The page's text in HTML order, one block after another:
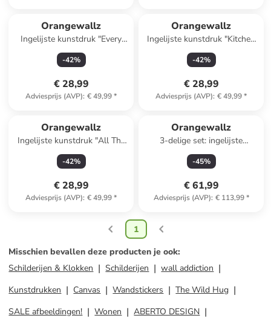
Orangewallz
Ingelijste kunstdruk "Every
Summer" - (B)40 x (H)50 cm
-42%
€ 28,99
Adviesprijs (AVP): € 49,99*
Orangewallz
Ingelijste kunstdruk "Kitchen
Rules"
-42%
€ 28,99
Adviesprijs (AVP): € 49,99*
Orangewallz
Ingelijste kunstdruk "All The
Love"
-42%
€ 28,99
Adviesprijs (AVP): € 49,99*
Orangewallz
3-delige set: ingelijste
kunstdrukken "Chill Chaos
Home"
-45%
€ 61,99
Adviesprijs (AVP): € 113,99*
1
Misschien bevallen deze producten je ook:
Schilderijen & Klokken
Schilderijen
wall addiction
Kunstdrukken
Canvas Wandstickers
The Wild Hug
SALE afbeeldingen!
Wonen
ABERTO DESIGN